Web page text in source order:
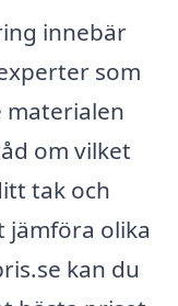
innebär
som
materialen
om vilket
tak och
jämföra olika
kan du